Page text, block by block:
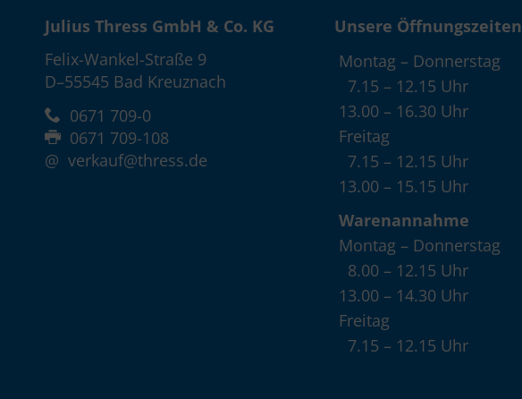
Julius Thress GmbH & Co. KG
Felix-Wankel-Straße 9
D–55545 Bad Kreuznach
0671 709-0
0671 709-108
@ verkauf@thress.de
Unsere Öffnungszeiten
Montag – Donnerstag
7.15 – 12.15 Uhr
13.00 – 16.30 Uhr
Freitag
7.15 – 12.15 Uhr
13.00 – 15.15 Uhr
Warenannahme
Montag – Donnerstag
8.00 – 12.15 Uhr
13.00 – 14.30 Uhr
Freitag
7.15 – 12.15 Uhr